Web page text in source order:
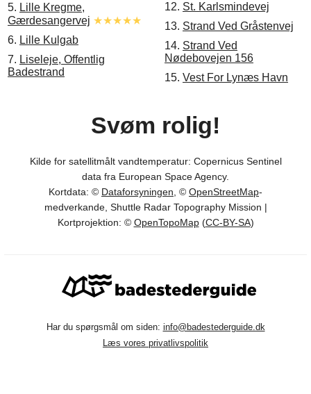
5. Lille Kregme,
Gærdesangervej ★★★★★
6. Lille Kulgab
7. Liseleje, Offentlig
Badestrand
12. St. Karlsmindevej
13. Strand Ved Gråstenvej
14. Strand Ved
Nødebovejen 156
15. Vest For Lynæs Havn
Svøm rolig!
Kilde for satellitmålt vandtemperatur: Copernicus Sentinel
data fra European Space Agency.
Kortdata: © Dataforsyningen , © OpenStreetMap-
medverkande, Shuttle Radar Topography Mission |
Kortprojektion: © OpenTopoMap(CC-BY-SA)
Har du spørgsmål om siden: info@badestederguide.dk
Læs vores privatlivspolitik